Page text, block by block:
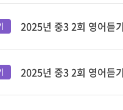
2025년 중3 2회 영어듣
2025년 중3 2회 영어듣